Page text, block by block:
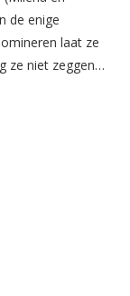
de enige
laat ze
ze niet zeggen…